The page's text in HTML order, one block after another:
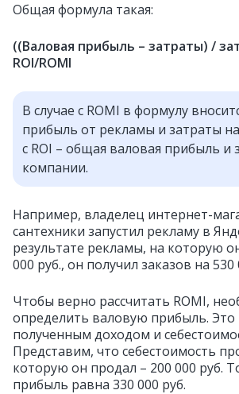
Общая формула такая:
((Валовая прибыль – затраты) /
ROI/ROMI
В случае с ROMI в формулу
прибыль от рекламы и затраты на
с ROI – общая валовая прибыль и
компании.
Например, владелец интернет-
сантехники запустил рекламу в
результате рекламы, на которую
000 руб., он получил заказов на 530
Чтобы верно рассчитать ROMI,
определить валовую прибыль.
полученным доходом и
Представим, что себестоимость
которую он продал – 200 000 руб.
прибыль равна 330 000 руб.